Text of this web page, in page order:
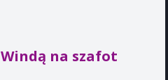
Windą na szafot